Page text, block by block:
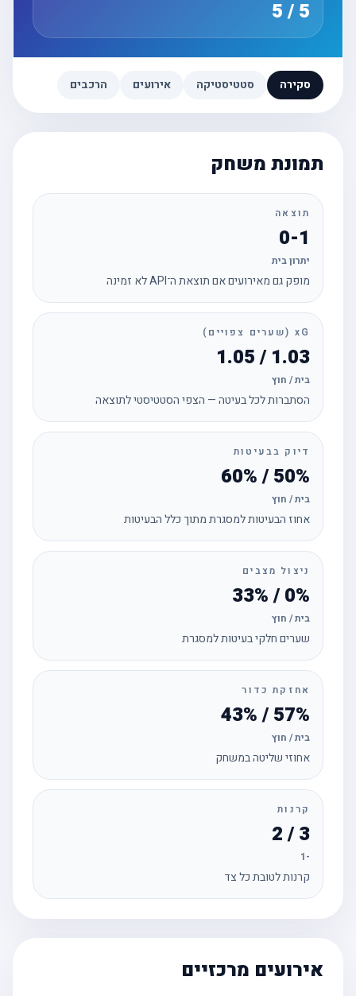
סקירה סטטיסטיקה אירועים הרכבים
תמונת משחק
תוצאה
0-1
יתרון בית
מופק גם מאירועים אם תוצאת ה־API לא זמינה
xG (שערים צפויים)
1.03 / 1.05
בית / חוץ
הסתברות לכל בעיטה — הצפי הסטטיסטי לתוצאה
דיוק בבעיטות
50% / 60%
בית / חוץ
אחוז הבעיטות למסגרת מתוך כלל הבעיטות
ניצול מצבים
0% / 33%
בית / חוץ
שערים חלקי בעיטות למסגרת
אחזקת כדור
57% / 43%
בית / חוץ
אחוזי שליטה במשחק
קרנות
3 / 2
קרנות לטובת כל צד
אירועים מרכזיים